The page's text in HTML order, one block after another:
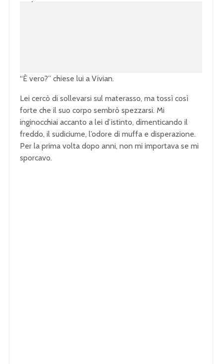
“È vero?” chiese lui a Vivian.
Lei cercò di sollevarsi sul materasso, ma tossì così
forte che il suo corpo sembrò spezzarsi. Mi
inginocchiai accanto a lei d’istinto, dimenticando il
freddo, il sudiciume, l’odore di muffa e disperazione.
Per la prima volta dopo anni, non mi importava se mi
sporcavo.